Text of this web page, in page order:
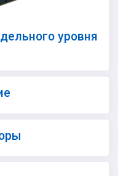
уровня